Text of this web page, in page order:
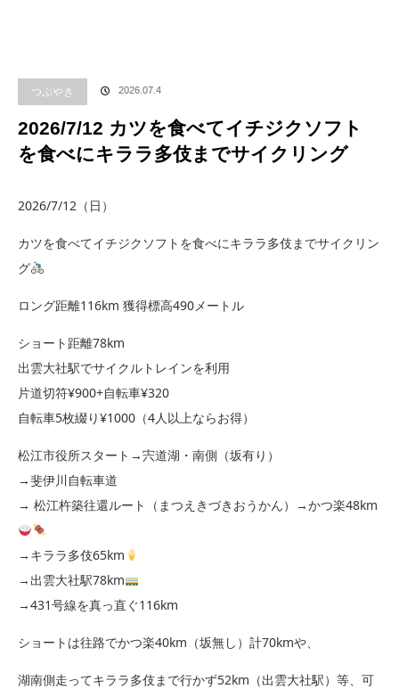
つぶやき 2026.07.4
2026/7/12 カツを食べてイチジクソフト
を食べにキララ多伎までサイクリング
2026/7/12（日）
カツを食べてイチジクソフトを食べにキララ多伎までサイクリン
グ
ロング距離116km 獲得標高490メートル
ショート距離78km
出雲大社駅でサイクルトレインを利用
片道切符¥900+自転車¥320
自転車5枚綴り¥1000（4人以上ならお得）
松江市役所スタート→宍道湖・南側（坂有り）
→斐伊川自転車道
→ 松江杵築往還ルート（まつえきづきおうかん）→かつ楽48km
→キララ多伎65km
→出雲大社駅78km
→431号線を真っ直ぐ116km
ショートは往路でかつ楽40km（坂無し）計70kmや、
湖南側走ってキララ多伎まで行かず52km（出雲大社駅）等、可